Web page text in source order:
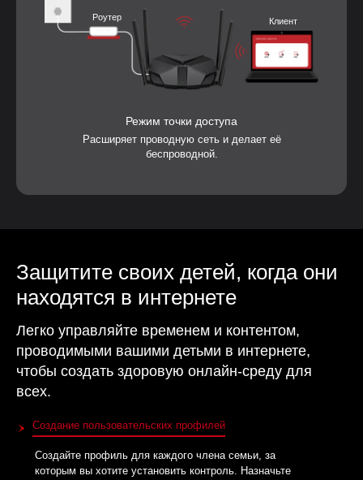
Роутер Клиент
Режим точки доступа
Расширяет проводную сеть и делает её
беспроводной.
Защитите своих детей, когда они
находятся в интернете
Легко управляйте временем и контентом,
проводимыми вашими детьми в интернете,
чтобы создать здоровую онлайн-среду для
всех.
Создание пользовательских профилей
Создайте профиль для каждого члена семьи, за
которым вы хотите установить контроль. Назначьте